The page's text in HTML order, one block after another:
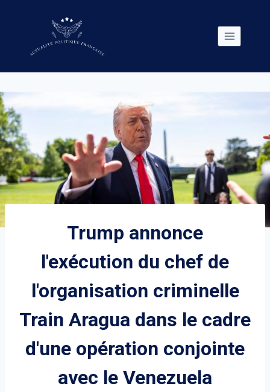
Trump annonce
l'exécution du chef de
l'organisation criminelle
Train Aragua dans le cadre
d'une opération conjointe
avec le Venezuela